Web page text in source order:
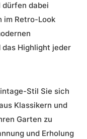
dabei
im Retro-Look
das Highlight jeder
Stil Sie sich
Klassikern und
Garten zu
und Erholung